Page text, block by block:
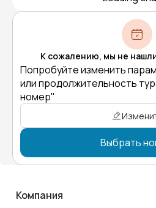
К сожалению, мы не
Попробуйте изменить
или продолжительность
номер"
Выбрать
Компания